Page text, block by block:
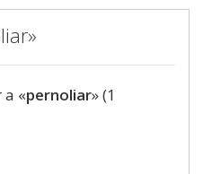
«pernoliar» (1